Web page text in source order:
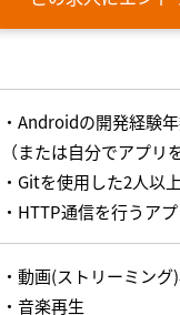
・Androidの開発経験
（または自分でアプリ
・Gitを使用した2人以
・HTTP通信を行うア
・動画(ストリーミング
・音楽再生